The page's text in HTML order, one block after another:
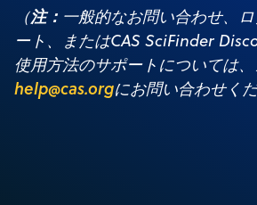
（注： 一般的なお問い合わせ、
ート、またはCAS SciFinder
使用方法のサポートについては
help@cas.orgにお問い合わせく